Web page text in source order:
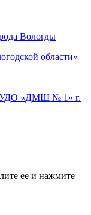
ее и нажмите